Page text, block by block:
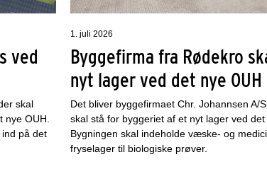
ved
skal
OUH.
på det
1. juli 2026
Byggefirma fra Rødekro
nyt lager ved det nye OUH
Det bliver byggefirmaet Chr. Johannsen A/
skal stå for byggeriet af et nyt lager ved det
Bygningen skal indeholde væske- og
fryselager til biologiske prøver.